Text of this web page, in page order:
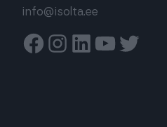
info@isolta.ee
Facebook
Instagram
Linkedin
Youtube
Twitter